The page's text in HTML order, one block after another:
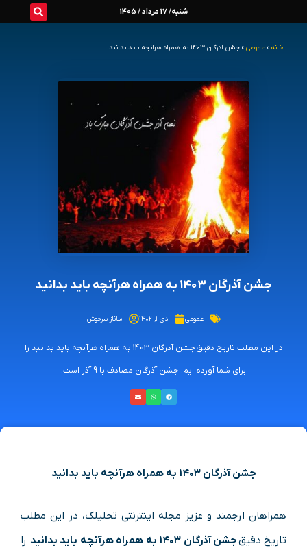
شنبه/ 17 مرداد / 1405
خانه » عمومی » جشن آذرگان ۱۴۰۳ به همراه هرآنچه باید بدانید
جشن آذرگان ۱۴۰۳ به همراه هرآنچه باید بدانید
عمومی دی ۱, ۱۴۰۲ ساناز سرخوش
در این مطلب تاریخ دقیق جشن آذرگان 1403 به همراه هرآنچه باید بدانید را
برای شما آورده ایم. جشن آذرگان مصادف با 9 آذر است.
جشن آذرگان ۱۴۰۳ به همراه هرآنچه باید بدانید
همراهان ارجمند و عزیز مجله اینترنتی تحلیلک، در این مطلب
تاریخ دقیقجشن آذرگان ۱۴۰۳ به همراه هرآنچه باید بدانید
را